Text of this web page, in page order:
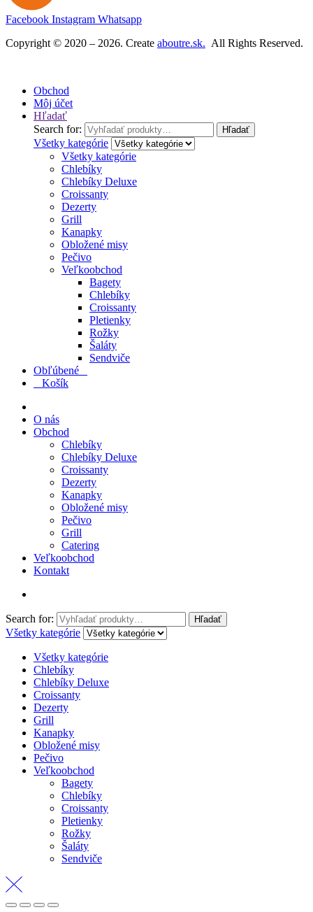
Facebook Instagram Whatsapp
Copyright © 2020 – 2026. Create aboutre.sk. All Rights Reserved.
Obchod
Môj účet
Hľadať
Search for:
Hľadať
Všetky kategórie
Všetky kategórie
Chlebíky
Chlebíky Deluxe
Croissanty
Dezerty
Grill
Kanapky
Obložené misy
Pečivo
Veľkoobchod
Bagety
Chlebíky
Croissanty
Pletienky
Rožky
Šaláty
Sendviče
Obľúbené
Košík
O nás
Obchod
Chlebíky
Chlebíky Deluxe
Croissanty
Dezerty
Kanapky
Obložené misy
Pečivo
Grill
Catering
Veľkoobchod
Kontakt
Search for: Hľadať
Všetky kategórie
Všetky kategórie
Chlebíky
Chlebíky Deluxe
Croissanty
Dezerty
Grill
Kanapky
Obložené misy
Pečivo
Veľkoobchod
Bagety
Chlebíky
Croissanty
Pletienky
Rožky
Šaláty
Sendviče